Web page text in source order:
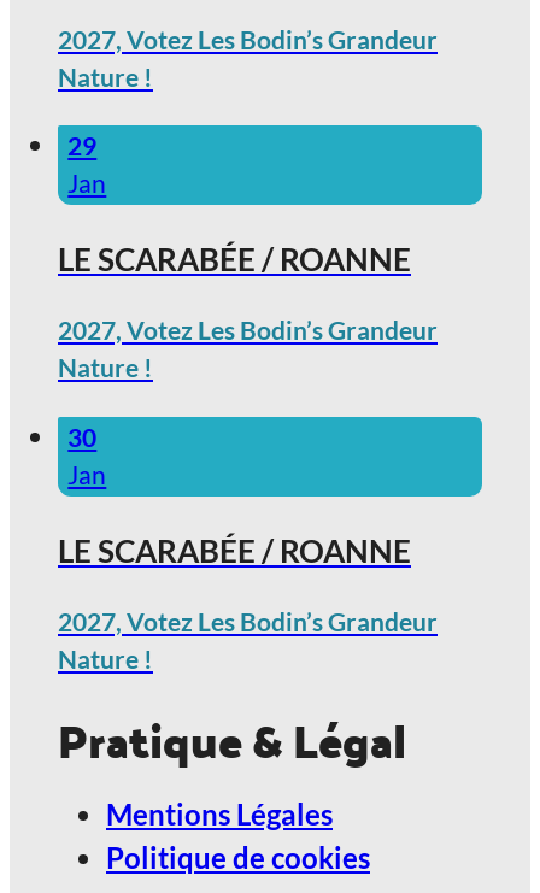
2027, Votez Les Bodin’s Grandeur
Nature !
29
Jan
LE SCARABÉE / ROANNE
2027, Votez Les Bodin’s Grandeur
Nature !
30
Jan
LE SCARABÉE / ROANNE
2027, Votez Les Bodin’s Grandeur
Nature !
Pratique & Légal
Mentions Légales
Politique de cookies